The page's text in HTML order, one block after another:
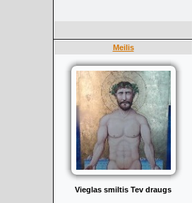
Meilis
Vieglas smiltis Tev draugs